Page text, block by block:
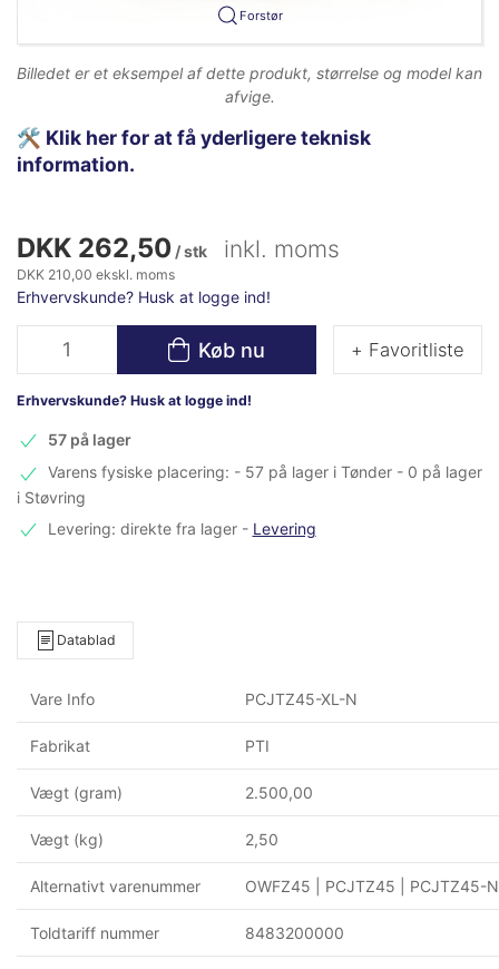
Forstør
Billedet er et eksempel af dette produkt, størrelse og model kan
afvige.
🛠️ Klik her for at få yderligere teknisk
information.
DKK 262,50 / stk inkl. moms
DKK 210,00 ekskl. moms
Erhvervskunde? Husk at logge ind!
Køb nu
Erhvervskunde? Husk at logge ind!
+ Favoritliste
57 på lager
Varens fysiske placering: - 57 på lager i Tønder - 0 på lager
i Støvring
Levering: direkte fra lager- Levering
Datablad
Vare Info PCJTZ45-XL-N
Fabrikat PTI
Vægt (gram) 2.500,00
Vægt (kg) 2,50
Alternativt varenummer OWFZ45 | PCJTZ45 | PCJTZ45-
Toldtariff nummer 8483200000